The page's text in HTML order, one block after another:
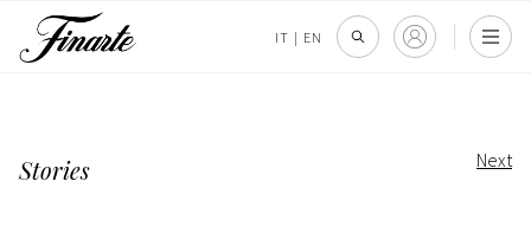
IT | EN
Stories Next